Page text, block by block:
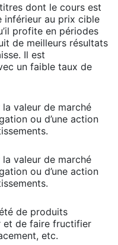
dont le cours est
inférieur au prix cible
profite en périodes
de meilleurs résultats
Il est
un faible taux de
valeur de marché
ou d’une action
.
valeur de marché
ou d’une action
.
de produits
et de faire fructifier
etc.